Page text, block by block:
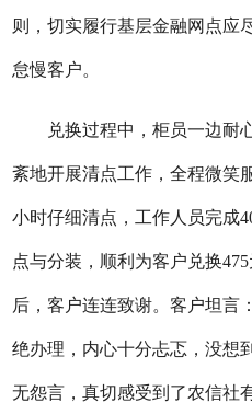
则，切实履行基层金融网点应
怠慢客户。
兑换过程中，柜员一边耐
紊地开展清点工作，全程微笑
小时仔细清点，工作人员完成
点与分装，顺利为客户兑换
后，客户连连致谢。客户坦言
绝办理，内心十分忐忑，没想
无怨言，真切感受到了农信社